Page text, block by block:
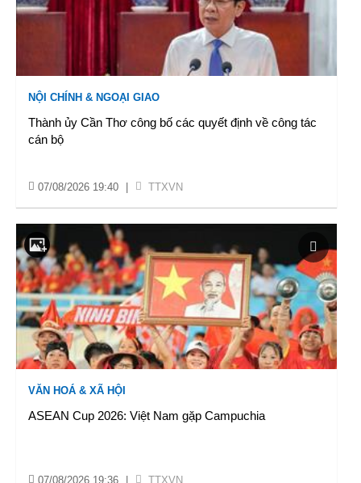
NỘI CHÍNH & NGOẠI GIAO
Thành ủy Cần Thơ công bố các quyết định về công tác
cán bộ
07/08/2026 19:40 TTXVN
VĂN HOÁ & XÃ HỘI
ASEAN Cup 2026: Việt Nam gặp Campuchia
07/08/2026 19:36 TTXVN